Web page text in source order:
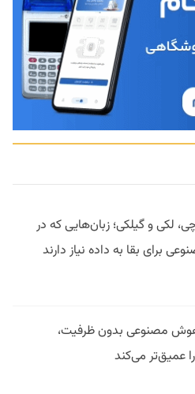
لکی و گیلکی؛ زبان‌هایی که در
برای بقا به داده نیاز دارند
مصنوعی بدون ظرفیت،
عمیق‌تر می‌کند